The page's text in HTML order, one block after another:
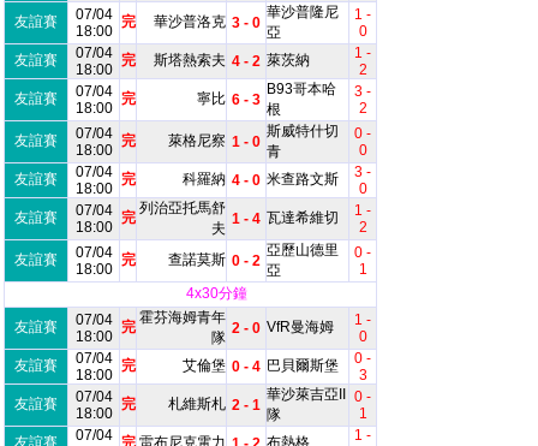
友誼賽
07/04
18:00
完 華沙普洛克 3 - 0
華沙普隆尼
亞
1 -
0
友誼賽
07/04
18:00
完 斯塔熱索夫 4 - 2 萊茨納
1 -
2
友誼賽
07/04
18:00
完 寧比 6 - 3
B93哥本哈
根
3 -
2
友誼賽
07/04
18:00
完 萊格尼察 1 - 0
斯威特什切
青
0 -
0
友誼賽
07/04
18:00
完 科羅納 4 - 0 米查路文斯
3 -
0
友誼賽
07/04
18:00
完
列治亞托馬舒
夫
1 - 4 瓦達希維切
1 -
2
友誼賽
07/04
18:00
完 查諾莫斯 0 - 2
亞歷山德里
亞
0 -
1
4x30分鐘
友誼賽
07/04
18:00
完
霍芬海姆青年
隊
2 - 0 VfR曼海姆
1 -
0
友誼賽
07/04
18:00
完 艾倫堡 0 - 4 巴貝爾斯堡
0 -
3
友誼賽
07/04
18:00
完 札維斯札 2 - 1
華沙萊吉亞II
隊
0 -
1
友誼賽
07/04 完 雷布尼克電力 布熱格
1 -